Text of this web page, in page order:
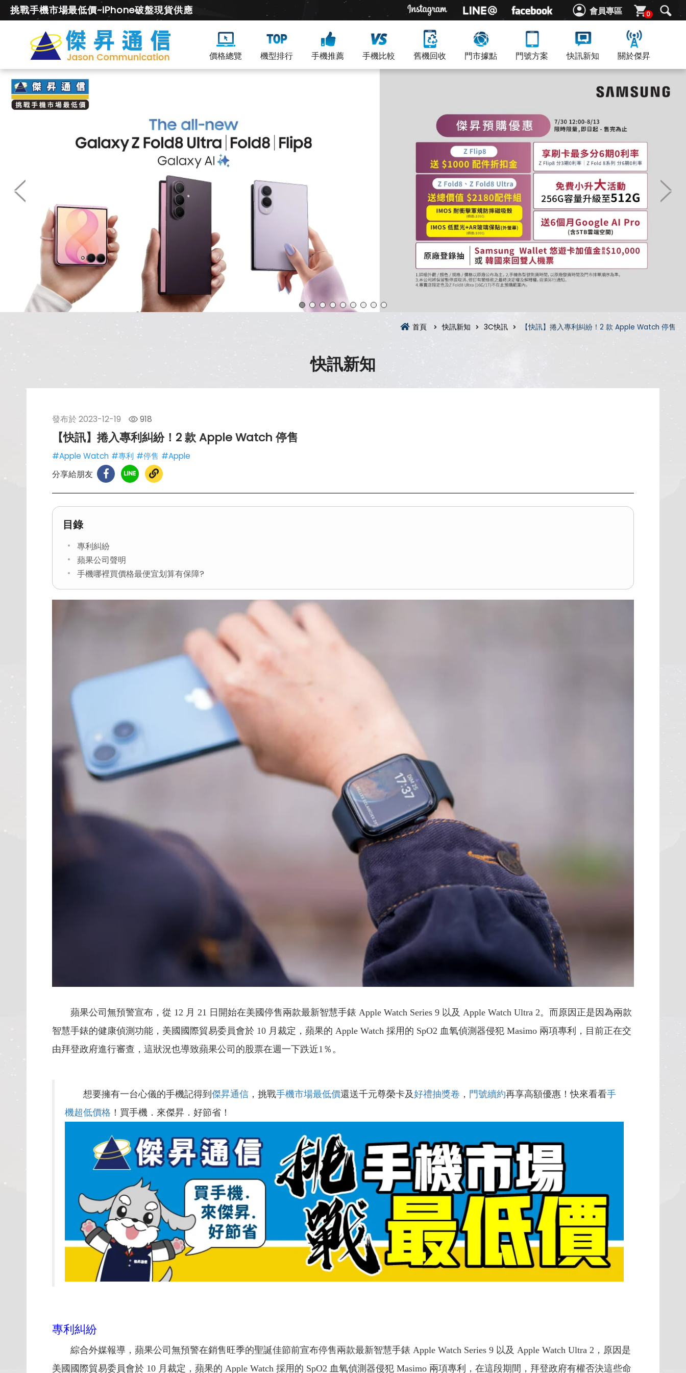
會員專區 0
挑戰手機市場最低價~iPhone破盤現貨供應
價格總覽 機型排行 手機推薦 手機比較 舊機回收 門市據點 門號方案 快訊新知 關於傑昇
首頁 快訊新知 3C快訊 【快訊】捲入專利糾紛！2 款 Apple Watch 停售
快訊新知
發布於 2023-12-19 918
【快訊】捲入專利糾紛！2 款 Apple Watch 停售
#Apple Watch #專利 #停售 #Apple
分享給朋友
目錄
專利糾紛
蘋果公司聲明
手機哪裡買價格最便宜划算有保障?
蘋果公司無預警宣布，從 12 月 21 日開始在美國停售兩款最新智慧手錶 Apple Watch Series 9 以及 Apple Watch Ultra 2。而原因正是因為兩款
智慧手錶的健康偵測功能，美國國際貿易委員會於 10 月裁定，蘋果的 Apple Watch 採用的 SpO2 血氧偵測器侵犯 Masimo 兩項專利，目前正在交
由拜登政府進行審查，這狀況也導致蘋果公司的股票在週一下跌近1％。
想要擁有一台心儀的手機記得到 傑昇通信 ，挑戰手機市場最低價還送千元尊榮卡及好禮抽獎卷 ， 門號續約再享高額優惠！快來看看手
機超低價格 ！買手機．來傑昇．好節省！
專利糾紛
綜合外媒報導，蘋果公司無預警在銷售旺季的聖誕佳節前宣布停售兩款最新智慧手錶 Apple Watch Series 9 以及 Apple Watch Ultra 2，原因是
美國國際貿易委員會於 10 月裁定，蘋果的 Apple Watch 採用的 SpO2 血氧偵測器侵犯 Masimo 兩項專利，在這段期間，拜登政府有權否決這些命